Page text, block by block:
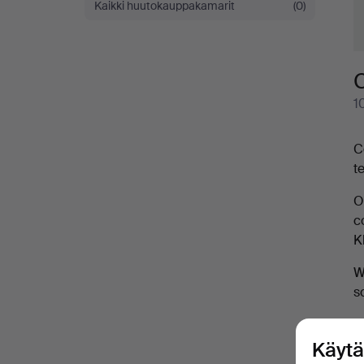
Kaikki huutokauppakamarit (0)